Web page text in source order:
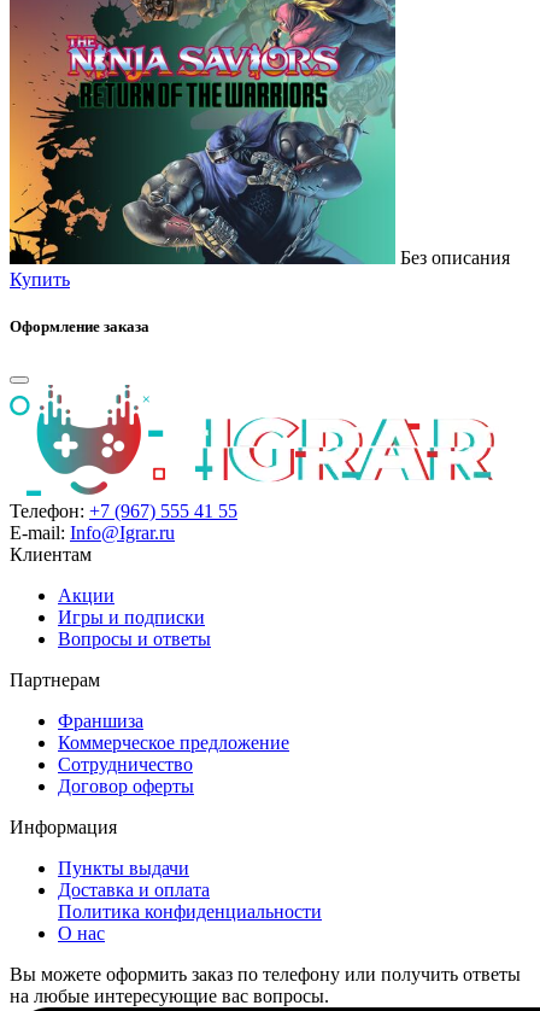
Без описания
Купить
Оформление заказа
Телефон: +7 (967) 555 41 55
E-mail: Info@Igrar.ru
Клиентам
Акции
Игры и подписки
Вопросы и ответы
Партнерам
Франшиза
Коммерческое предложение
Сотрудничество
Договор оферты
Информация
Пункты выдачи
Доставка и оплата
Политика конфиденциальности
О нас
Вы можете оформить заказ по телефону или получить ответы
на любые интересующие вас вопросы.